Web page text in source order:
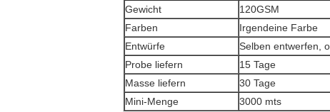
Gewicht
120GSM
Farben
Irgendeine Farbe
Entwürfe
Selben entwerfen,
Probe liefern
15 Tage
Masse liefern
30 Tage
Mini-Menge
3000 mts